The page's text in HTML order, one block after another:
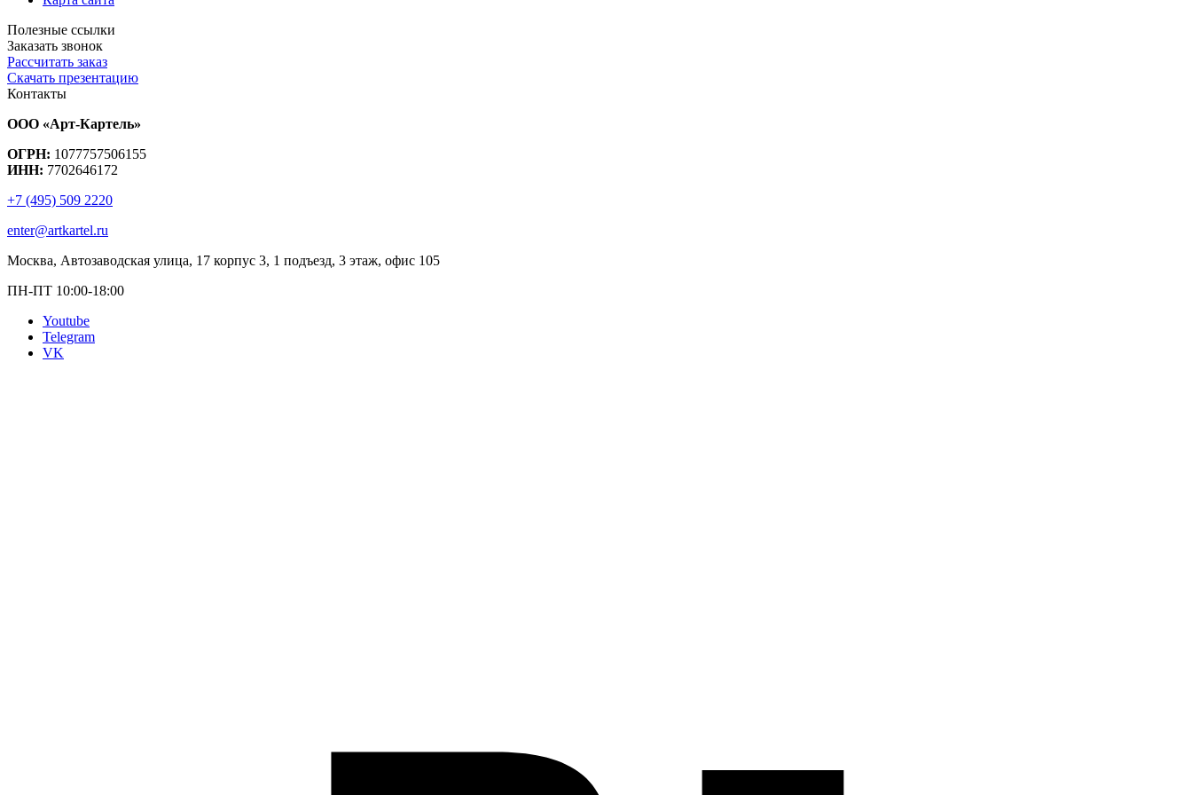
Полезные ссылки
Заказать звонок
Рассчитать заказ
Скачать презентацию
Контакты
ООО «Арт-Картель»
ОГРН: 1077757506155
ИНН: 7702646172
+7 (495) 509 2220
enter@artkartel.ru
Москва, Автозаводская улица, 17 корпус 3, 1 подъезд, 3 этаж, офис 105
ПН-ПТ 10:00-18:00
Youtube
Telegram
VK